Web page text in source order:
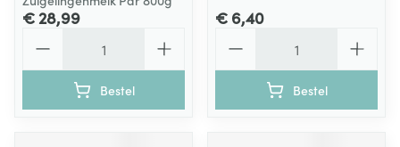
€ 28,99
Bestel
€ 6,40
Bestel